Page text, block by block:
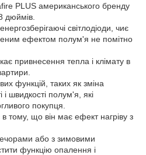
PLUS американського бренду
дюймів.
світлодіоди, чиє
ефектом полум'я не помітно
привнесення тепла і клімату в
функцій, таких як зміна
швидкості полум'я, які
покупця.
тому, що він має ефект нагріву з
або з зимовими
функцію опалення і